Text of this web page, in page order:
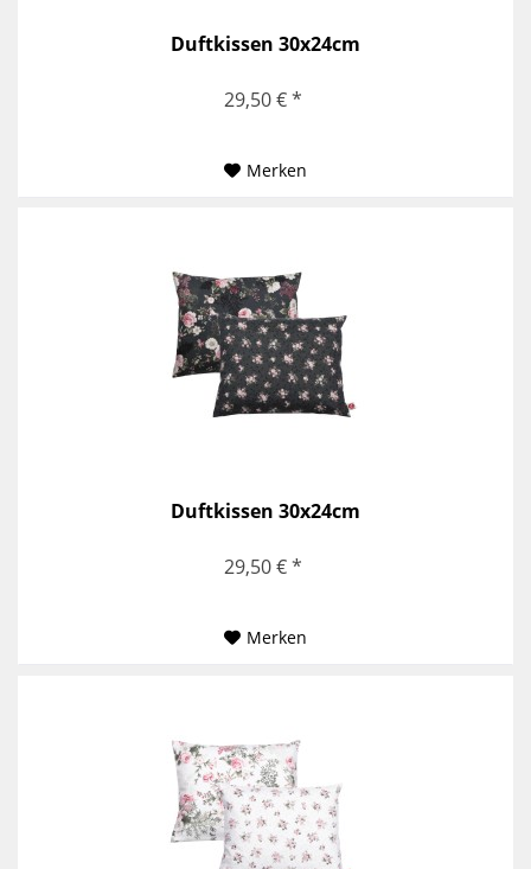
Duftkissen 30x24cm
29,50 € *
Merken
Duftkissen 30x24cm
29,50 € *
Merken